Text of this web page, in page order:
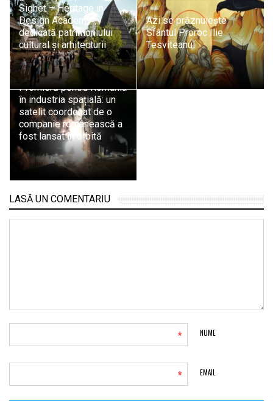
Sighet – Heritage in
Design Academy”,
dedicată patrimoniului
cultural și arhitecturii
Azi se prăznuiește
Sfântul Proroc Ilie
Tesviteanul
Premieră pentru România
în industria spațială: un
satelit coordonat de o
companie românească a
fost lansat în orbită
LASĂ UN COMENTARIU
NUME
*
EMAIL
*